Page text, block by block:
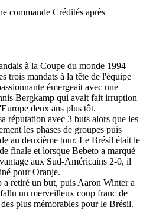
commande Crédités après
à la Coupe du monde 1994
trois mandats à la tête de l'équipe
émergeait avec une
Bergkamp qui avait fait irruption
deux ans plus tôt.
réputation avec 3 buts alors que les
les phases de groupes puis
au deuxième tour. Le Brésil était le
finale et lorsque Bebeto a marqué
aux Sud-Américains 2-0, il
pour Oranje.
a retiré un but, puis Aaron Winter a
un merveilleux coup franc de
plus mémorables pour le Brésil.